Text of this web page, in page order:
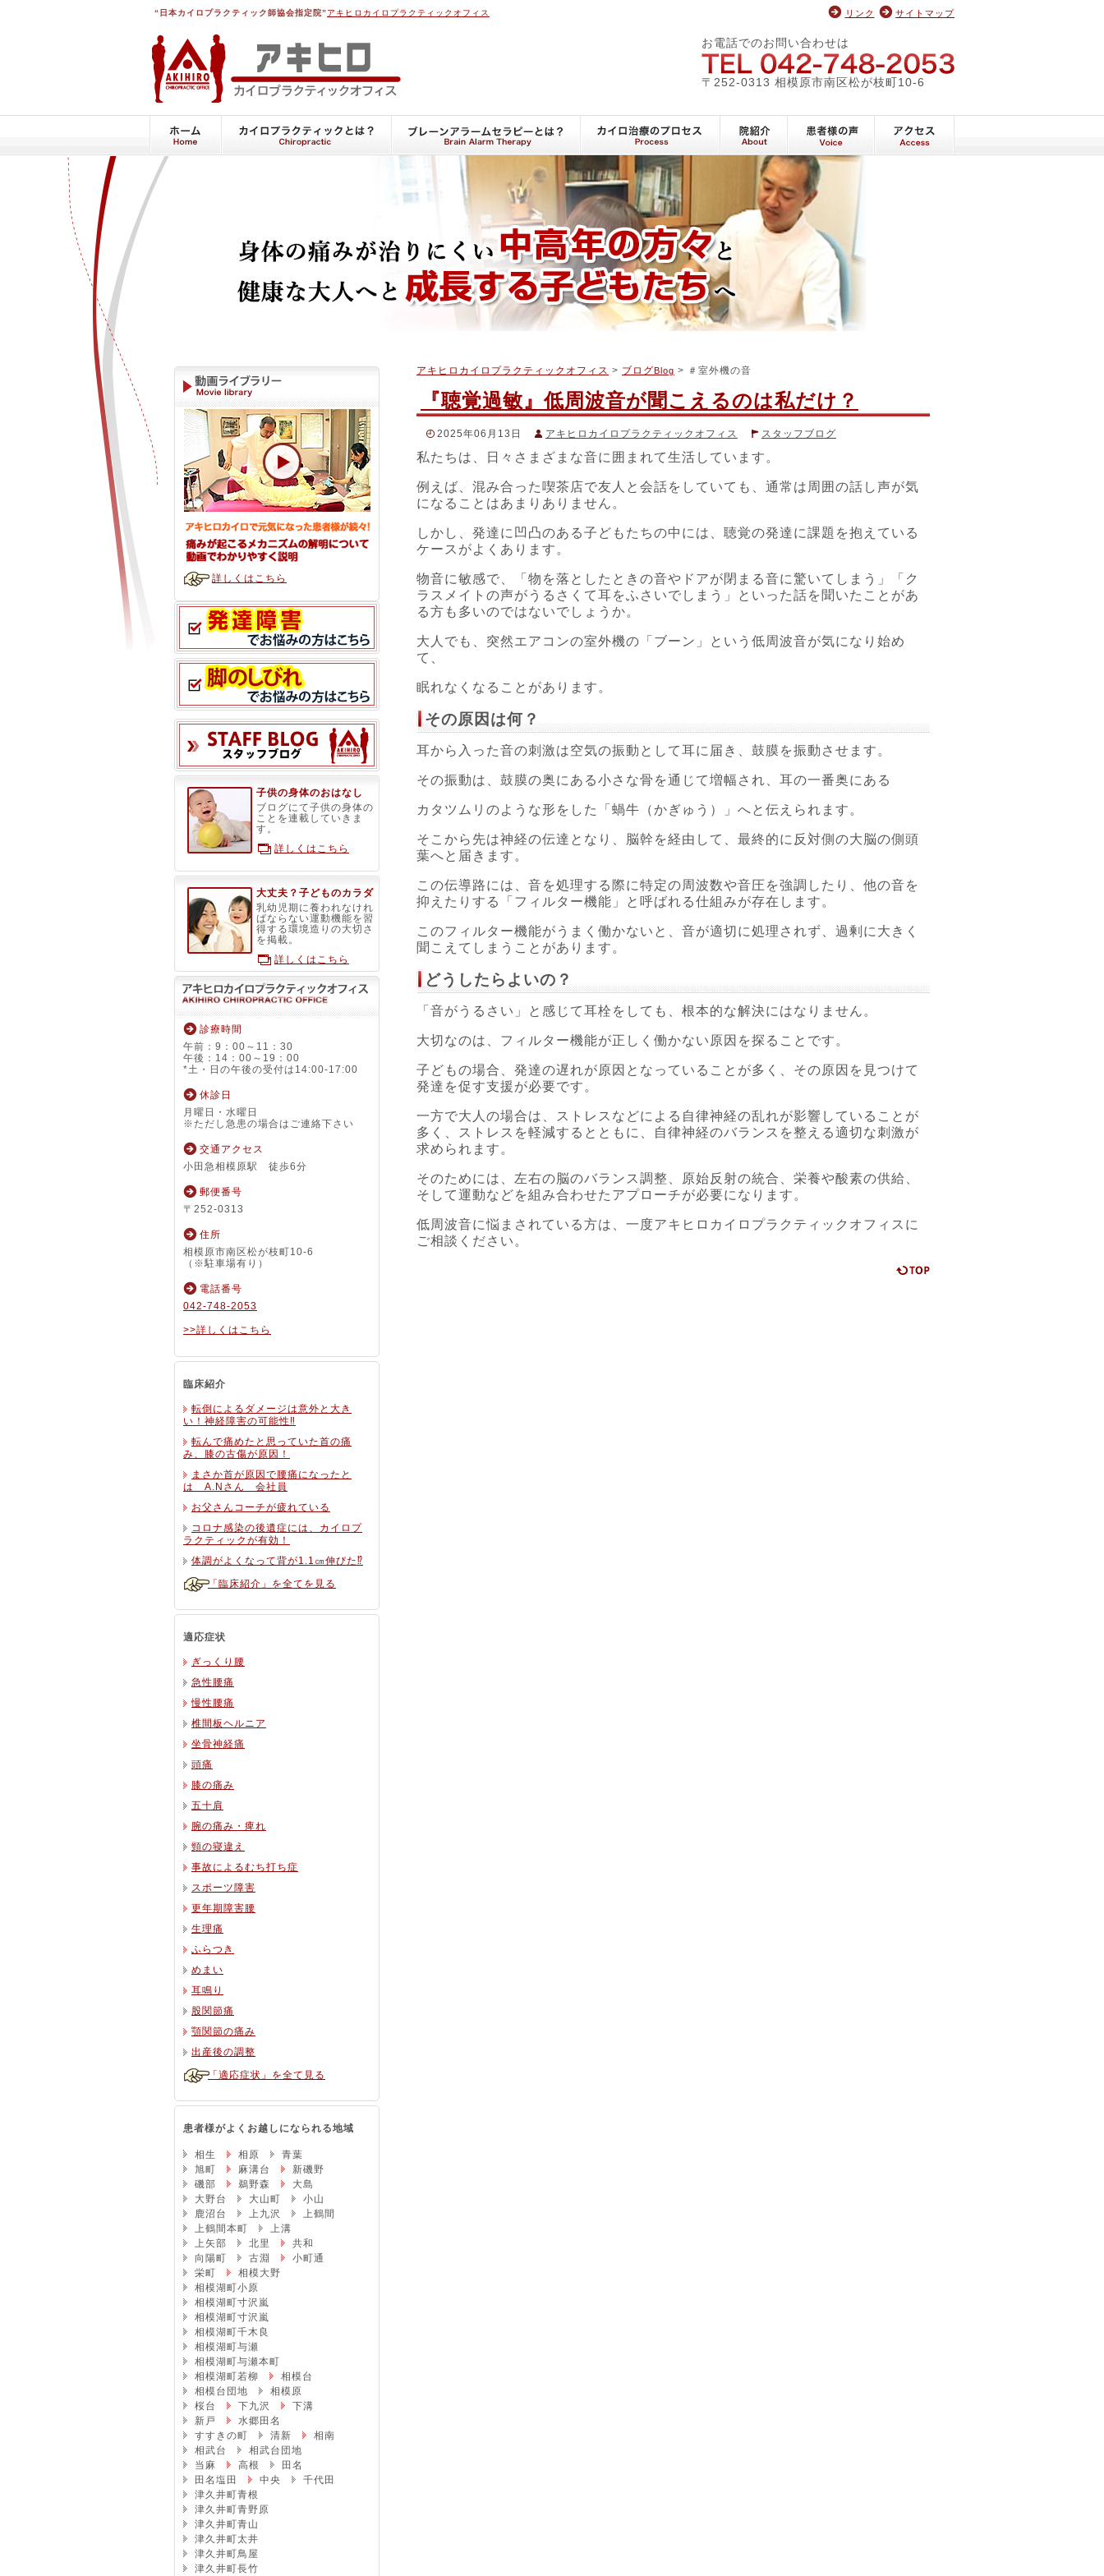
“日本カイロプラクティック師協会指定院”アキヒロカイロプラクティックオフィス リンク サイトマップ
アキヒロカイロプラクティックオフィス
お電話でのお問い合わせは
〒252-0313 相模原市南区松が枝町10-6
アキヒロカイロプラクティックオフィス > ブログBlog > ＃室外機の音
『聴覚過敏』低周波音が聞こえるのは私だけ？
2025年06月13日 アキヒロカイロプラクティックオフィス
スタッフブログ
＃ストレス, ＃低周波音, ＃室外機の音, ＃物音に敏感, ＃聴覚過敏 ,＃自律神経失調
私たちは、日々さまざまな音に囲まれて生活しています。
例えば、混み合った喫茶店で友人と会話をしていても、通常は周囲の話し声が気
になることはあまりありません。
しかし、発達に凹凸のある子どもたちの中には、聴覚の発達に課題を抱えている
ケースがよくあります。
物音に敏感で、「物を落としたときの音やドアが閉まる音に驚いてしまう」「ク
ラスメイトの声がうるさくて耳をふさいでしまう」といった話を聞いたことがあ
る方も多いのではないでしょうか。
大人でも、突然エアコンの室外機の「ブーン」という低周波音が気になり始め
て、
眠れなくなることがあります。
その原因は何？
耳から入った音の刺激は空気の振動として耳に届き、鼓膜を振動させます。
その振動は、鼓膜の奥にある小さな骨を通じて増幅され、耳の一番奥にある
カタツムリのような形をした「蝸牛（かぎゅう）」へと伝えられます。
そこから先は神経の伝達となり、脳幹を経由して、最終的に反対側の大脳の側頭
葉へと届きます。
この伝導路には、音を処理する際に特定の周波数や音圧を強調したり、他の音を
抑えたりする「フィルター機能」と呼ばれる仕組みが存在します。
このフィルター機能がうまく働かないと、音が適切に処理されず、過剰に大きく
聞こえてしまうことがあります。
どうしたらよいの？
「音がうるさい」と感じて耳栓をしても、根本的な解決にはなりません。
大切なのは、フィルター機能が正しく働かない原因を探ることです。
子どもの場合、発達の遅れが原因となっていることが多く、その原因を見つけて
発達を促す支援が必要です。
一方で大人の場合は、ストレスなどによる自律神経の乱れが影響していることが
多く、ストレスを軽減するとともに、自律神経のバランスを整える適切な刺激が
求められます。
そのためには、左右の脳のバランス調整、原始反射の統合、栄養や酸素の供給、
そして運動などを組み合わせたアプローチが必要になります。
低周波音に悩まされている方は、一度アキヒロカイロプラクティックオフィスに
ご相談ください。
詳しくはこちら
スタッフブログ
子供の身体のおはなし
ブログにて子供の身体の
ことを連載していきま
す。
詳しくはこちら
大丈夫？子どものカラダ
乳幼児期に養われなけれ
ばならない運動機能を習
得する環境造りの大切さ
を掲載。
詳しくはこちら
診療時間
午前：9：00～11：30
午後：14：00～19：00
*土・日の午後の受付は14:00-17:00
休診日
月曜日・水曜日
※ただし急患の場合はご連絡下さい
交通アクセス
小田急相模原駅 徒歩6分
郵便番号
〒252-0313
住所
相模原市南区松が枝町10-6
（※駐車場有り）
電話番号
042-748-2053
>>詳しくはこちら
臨床紹介
転倒によるダメージは意外と大き
い！神経障害の可能性‼
転んで痛めたと思っていた首の痛
み、膝の古傷が原因！
まさか首が原因で腰痛になったと
は A.Nさん 会社員
お父さんコーチが疲れている
コロナ感染の後遺症には、カイロプ
ラクティックが有効！
体調がよくなって背が1.1㎝伸びた⁉
「臨床紹介」を全てを見る
適応症状
ぎっくり腰
急性腰痛
慢性腰痛
椎間板ヘルニア
坐骨神経痛
頭痛
膝の痛み
五十肩
腕の痛み・痺れ
頸の寝違え
事故によるむち打ち症
スポーツ障害
更年期障害腰
生理痛
ふらつき
めまい
耳鳴り
股関節痛
顎関節の痛み
出産後の調整
「適応症状」を全て見る
患者様がよくお越しになられる地域
相生 相原
青葉
旭町
麻溝台
新磯野
磯部
鵜野森
大島
大野台
大山町
小山
鹿沼台
上九沢
上鶴間
上鶴間本町
上溝
上矢部
北里
共和
向陽町
古淵
小町通
栄町
相模大野
相模湖町小原
相模湖町寸沢嵐
相模湖町寸沢嵐
相模湖町千木良
相模湖町与瀬
相模湖町与瀬本町
相模湖町若柳
相模台
相模台団地
相模原
桜台
下九沢
下溝
新戸
水郷田名
すすきの町
清新
相南
相武台
相武台団地
当麻
高根
田名
田名塩田
中央
千代田
津久井町青根
津久井町青野原
津久井町青山
津久井町太井
津久井町鳥屋
津久井町長竹